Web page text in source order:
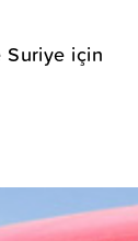
için